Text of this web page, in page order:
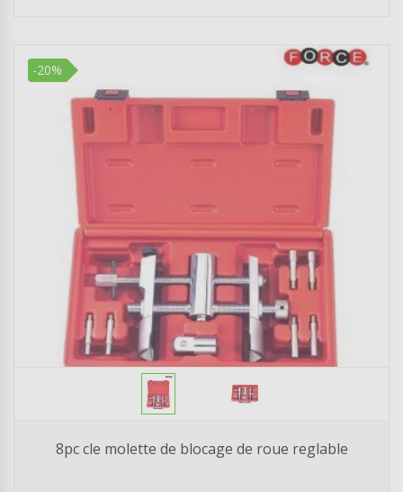
-20%
8pc cle molette de blocage de roue reglable